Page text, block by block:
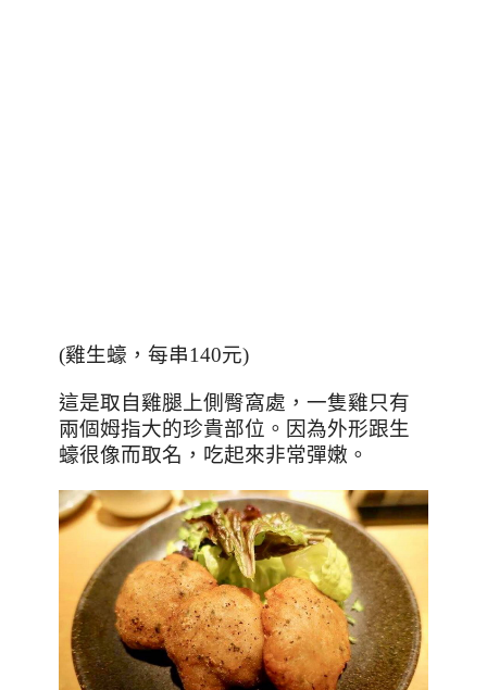
(雞生蠔，每串140元)
這是取自雞腿上側臀窩處，一隻雞只有
兩個姆指大的珍貴部位。因為外形跟生
蠔很像而取名，吃起來非常彈嫩。